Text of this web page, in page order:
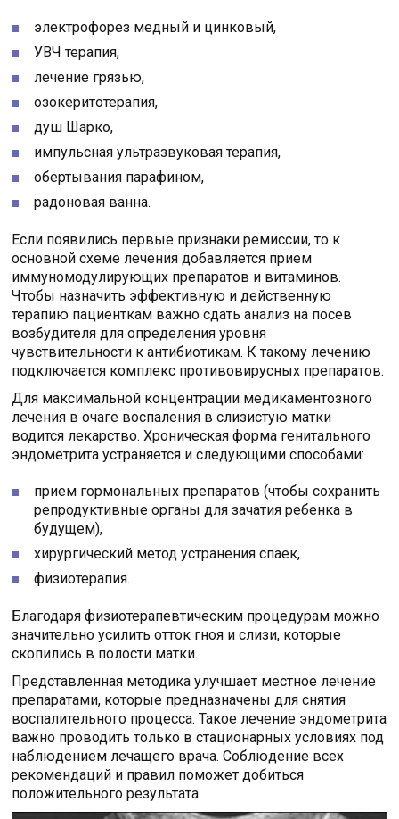
электрофорез медный и цинковый,
УВЧ терапия,
лечение грязью,
озокеритотерапия,
душ Шарко,
импульсная ультразвуковая терапия,
обертывания парафином,
радоновая ванна.
Если появились первые признаки ремиссии, то к
основной схеме лечения добавляется прием
иммуномодулирующих препаратов и витаминов.
Чтобы назначить эффективную и действенную
терапию пациенткам важно сдать анализ на посев
возбудителя для определения уровня
чувствительности к антибиотикам. К такому лечению
подключается комплекс противовирусных препаратов.
Для максимальной концентрации медикаментозного
лечения в очаге воспаления в слизистую матки
водится лекарство. Хроническая форма генитального
эндометрита устраняется и следующими способами:
прием гормональных препаратов (чтобы сохранить
репродуктивные органы для зачатия ребенка в
будущем),
хирургический метод устранения спаек,
физиотерапия.
Благодаря физиотерапевтическим процедурам можно
значительно усилить отток гноя и слизи, которые
скопились в полости матки.
Представленная методика улучшает местное лечение
препаратами, которые предназначены для снятия
воспалительного процесса. Такое лечение эндометрита
важно проводить только в стационарных условиях под
наблюдением лечащего врача. Соблюдение всех
рекомендаций и правил поможет добиться
положительного результата.